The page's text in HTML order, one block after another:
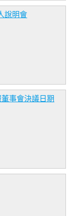
說明會
事會決議日期